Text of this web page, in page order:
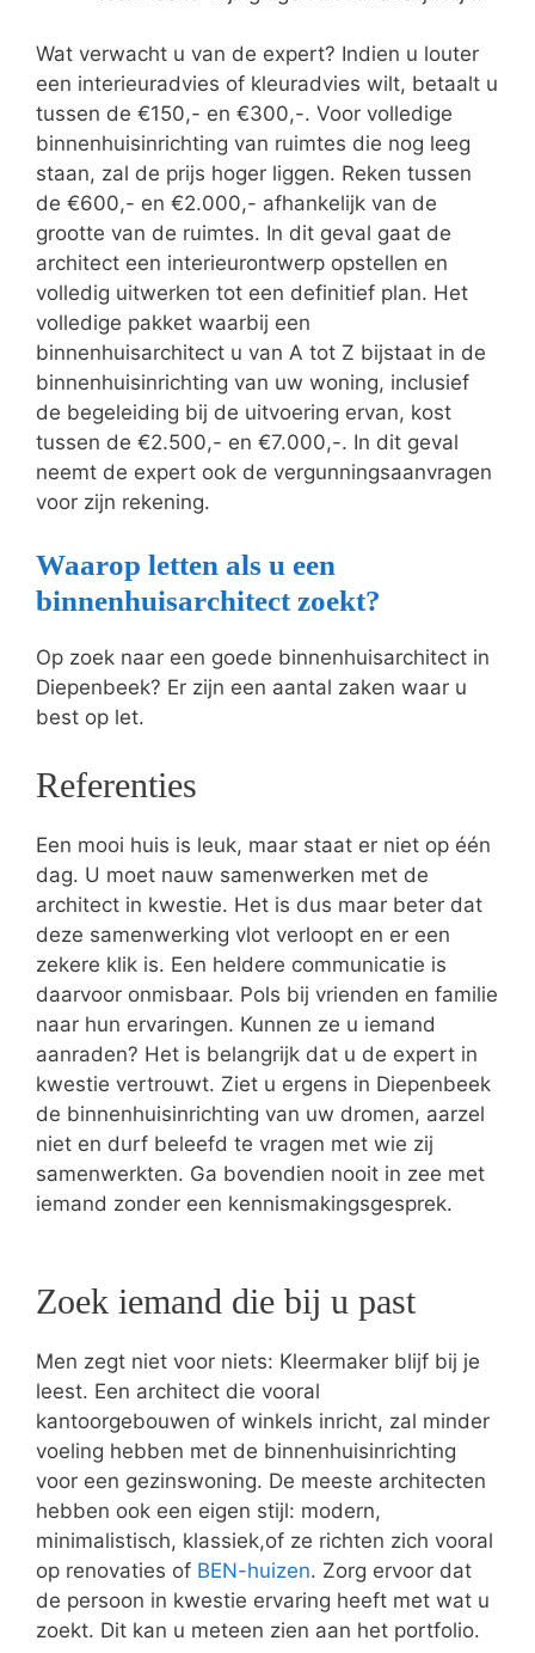
Wat verwacht u van de expert? Indien u louter
een interieuradvies of kleuradvies wilt, betaalt u
tussen de €150,- en €300,-. Voor volledige
binnenhuisinrichting van ruimtes die nog leeg
staan, zal de prijs hoger liggen. Reken tussen
de €600,- en €2.000,- afhankelijk van de
grootte van de ruimtes. In dit geval gaat de
architect een interieurontwerp opstellen en
volledig uitwerken tot een definitief plan. Het
volledige pakket waarbij een
binnenhuisarchitect u van A tot Z bijstaat in de
binnenhuisinrichting van uw woning, inclusief
de begeleiding bij de uitvoering ervan, kost
tussen de €2.500,- en €7.000,-. In dit geval
neemt de expert ook de vergunningsaanvragen
voor zijn rekening.
Waarop letten als u een
binnenhuisarchitect zoekt?
Op zoek naar een goede binnenhuisarchitect in
Diepenbeek? Er zijn een aantal zaken waar u
best op let.
Referenties
Een mooi huis is leuk, maar staat er niet op één
dag. U moet nauw samenwerken met de
architect in kwestie. Het is dus maar beter dat
deze samenwerking vlot verloopt en er een
zekere klik is. Een heldere communicatie is
daarvoor onmisbaar. Pols bij vrienden en familie
naar hun ervaringen. Kunnen ze u iemand
aanraden? Het is belangrijk dat u de expert in
kwestie vertrouwt. Ziet u ergens in Diepenbeek
de binnenhuisinrichting van uw dromen, aarzel
niet en durf beleefd te vragen met wie zij
samenwerkten. Ga bovendien nooit in zee met
iemand zonder een kennismakingsgesprek.
Zoek iemand die bij u past
Men zegt niet voor niets: Kleermaker blijf bij je
leest. Een architect die vooral
kantoorgebouwen of winkels inricht, zal minder
voeling hebben met de binnenhuisinrichting
voor een gezinswoning. De meeste architecten
hebben ook een eigen stijl: modern,
minimalistisch, klassiek,of ze richten zich vooral
op renovaties of BEN-huizen. Zorg ervoor dat
de persoon in kwestie ervaring heeft met wat u
zoekt. Dit kan u meteen zien aan het portfolio.